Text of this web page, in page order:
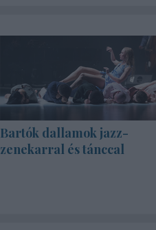
Bartók dallamok jazz-
zenekarral és tánccal